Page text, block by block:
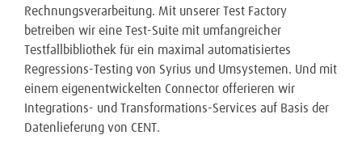
Rechnungsverarbeitung. Mit unserer Test Factory
betreiben wir eine Test-Suite mit umfangreicher
Testfallbibliothek für ein maximal automatisiertes
Regressions-Testing von Syrius und Umsystemen. Und mit
einem eigenentwickelten Connector offerieren wir
Integrations- und Transformations-Services auf Basis der
Datenlieferung von CENT.